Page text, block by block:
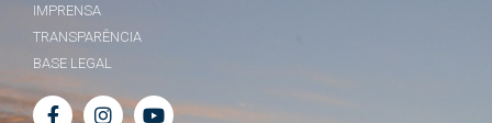
IMPRENSA
TRANSPARÊNCIA
BASE LEGAL